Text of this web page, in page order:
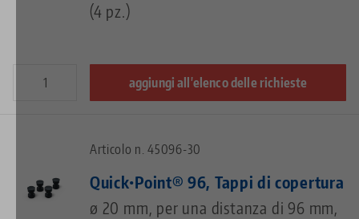
(4 pz.)
aggiungi all'elenco delle richieste
Articolo n. 45096-30
Quick•Point® 96, Tappi di copertura
ø 20 mm, per una distanza di 96 mm,